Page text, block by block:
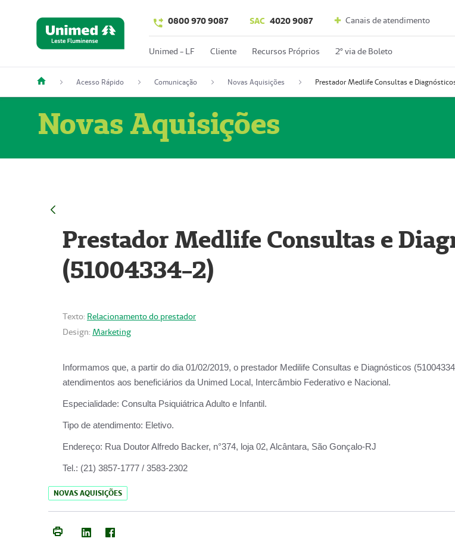
0800 970 9087 SAC 4020 9087 Canais de atendimento
Unimed - LF Cliente Recursos Próprios 2º via de Boleto
Acesso Rápido Comunicação Novas Aquisições
Novas Aquisições
Prestador Medlife Consultas e
(51004334-2)
Texto: Relacionamento do prestador
Design: Marketing
Informamos que, a partir do dia 01/02/2019, o prestador Medilife Consultas e Diagnósticos
atendimentos aos beneficiários da Unimed Local, Intercâmbio Federativo e Nacional.
Especialidade: Consulta Psiquiátrica Adulto e Infantil.
Tipo de atendimento: Eletivo.
Endereço: Rua Doutor Alfredo Backer, n°374, loja 02, Alcântara, São Gonçalo-RJ
Tel.: (21) 3857-1777 / 3583-2302
NOVAS AQUISIÇÕES